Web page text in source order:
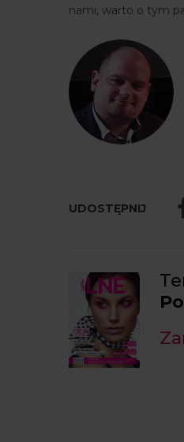
nami, warto o tym